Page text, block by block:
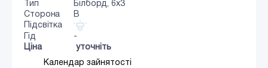
Тип
Білборд, 6х3
Сторона
B
Підсвітка
Гід
-
Ціна
уточніть
Календар зайнятості